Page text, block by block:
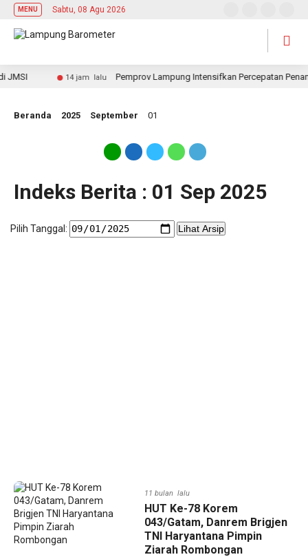
MENU Sabtu, 08 Agu 2026
14 jam lalu Pemprov Lampung Intensifkan Percepatan
Beranda 2025 September 01
Indeks Berita : 01 Sep 2025
Pilih Tanggal: Lihat Arsip
11 bulan lalu
‎HUT Ke-78 Korem
043/Gatam, Danrem Brigjen
TNI Haryantana Pimpin
Ziarah Rombongan